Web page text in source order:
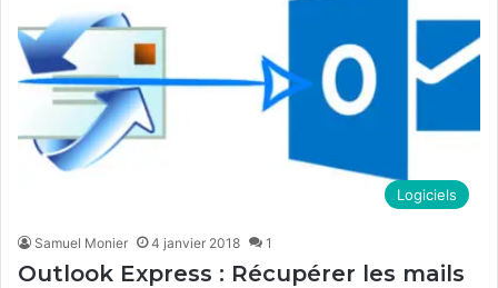
Logiciels
Samuel Monier 4 janvier 2018 1
Outlook Express : Récupérer les mails